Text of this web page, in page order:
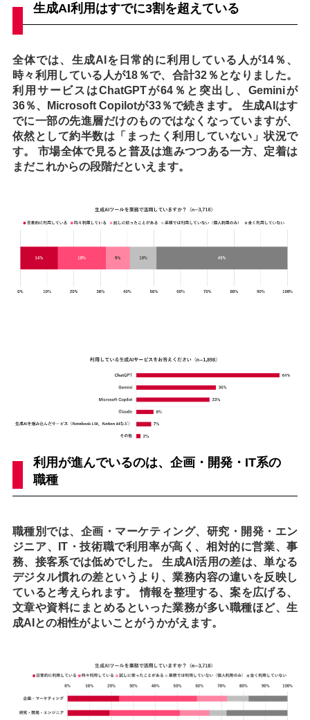
生成AI利用はすでに3割を超えている
全体では、生成AIを日常的に利用している人が14％、
時々利用している人が18％で、合計32％となりました。
利用サービスはChatGPTが64％と突出し、Geminiが
36％、Microsoft Copilotが33％で続きます。 生成AIはす
でに一部の先進層だけのものではなくなっていますが、
依然として約半数は「まったく利用していない」状況で
す。 市場全体で見ると普及は進みつつある一方、定着は
まだこれからの段階だといえます。
利用が進んでいるのは、企画・開発・IT系の
職種
職種別では、企画・マーケティング、研究・開発・エン
ジニア、IT・技術職で利用率が高く、相対的に営業、事
務、接客系では低めでした。 生成AI活用の差は、単なる
デジタル慣れの差というより、業務内容の違いを反映し
ていると考えられます。 情報を整理する、案を広げる、
文章や資料にまとめるといった業務が多い職種ほど、生
成AIとの相性がよいことがうかがえます。